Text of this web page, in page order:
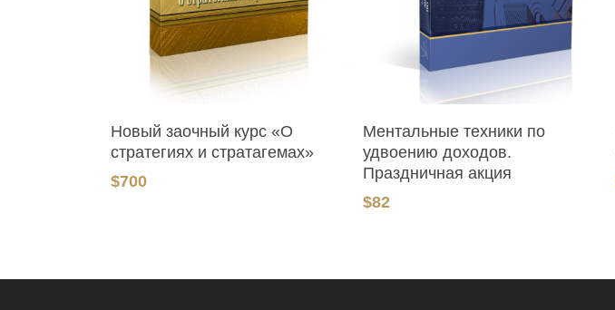
В Корзину
Новый заочный курс «О
стратегиях и стратагемах»
$700
Ментальные техники по
удвоению доходов.
Праздничная акция
$82